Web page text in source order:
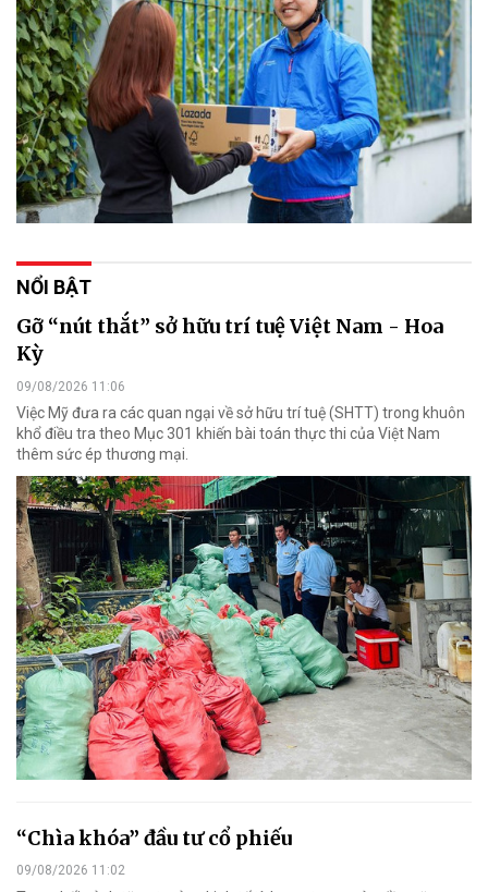
NỔI BẬT
Gỡ “nút thắt” sở hữu trí tuệ Việt Nam - Hoa
Kỳ
09/08/2026 11:06
Việc Mỹ đưa ra các quan ngại về sở hữu trí tuệ (SHTT) trong khuôn
khổ điều tra theo Mục 301 khiến bài toán thực thi của Việt Nam
thêm sức ép thương mại.
“Chìa khóa” đầu tư cổ phiếu
09/08/2026 11:02